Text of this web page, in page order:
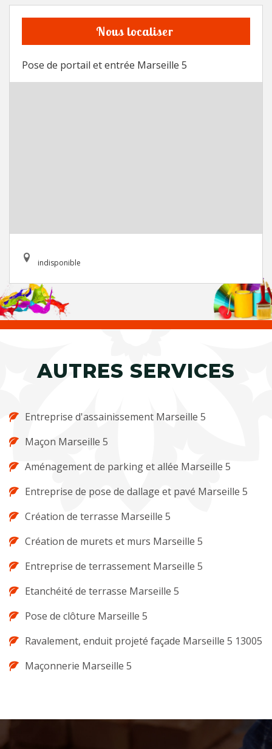
Nous localiser
Pose de portail et entrée Marseille 5
indisponible
AUTRES SERVICES
Entreprise d'assainissement Marseille 5
Maçon Marseille 5
Aménagement de parking et allée Marseille 5
Entreprise de pose de dallage et pavé Marseille 5
Création de terrasse Marseille 5
Création de murets et murs Marseille 5
Entreprise de terrassement Marseille 5
Etanchéité de terrasse Marseille 5
Pose de clôture Marseille 5
Ravalement, enduit projeté façade Marseille 5 13005
Maçonnerie Marseille 5